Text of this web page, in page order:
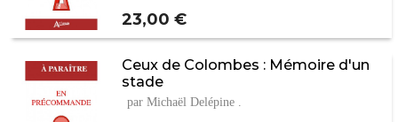
Prix
23,00 €
Ceux de Colombes : Mémoire d'un
stade
par Michaël Delépine .